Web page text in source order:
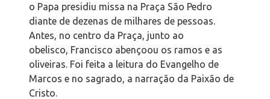
o Papa presidiu missa na Praça São Pedro
diante de dezenas de milhares de pessoas.
Antes, no centro da Praça, junto ao
obelisco, Francisco abençoou os ramos e as
oliveiras. Foi feita a leitura do Evangelho de
Marcos e no sagrado, a narração da Paixão de
Cristo.